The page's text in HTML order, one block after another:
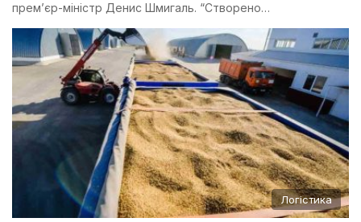
прем’єр-міністр Денис Шмигаль. “Створено…
Логістика